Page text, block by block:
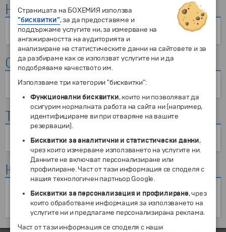
Норвегия
Атлантическият път
Сейшели
Национален морски парк „Света Анна“
Тайланд
Остров Джеймс Бонд
ЮАР
Кампс Бей
Кейп Пойнт
Страницата на БОХЕМИЯ използва
"бисквитки", за да предоставяме и
поддържаме услугите ни, за измерване на
ангажираността на аудиторията и
анализиране на статистическите данни на сайтовете и за
да разбираме как се използват услугите ни и да
подобряваме качеството им.
Използваме три категории "бисквитки":
Функционални бисквитки, които ни позволяват да
осигурим нормалната работа на сайта ни (например,
идентифицираме ви при отваряне на вашите
резервации).
Бисквитки за аналитични и статистически данни,
чрез които измерваме използването на услугите ни.
Данните не включват персонализиране или
профилиране. Част от тази информация се споделя с
нашия технологичен партньор Google.
Бисквитки за персонализация и профилиране, чрез
които обработваме информация за използването на
услугите ни и предлагаме персонализирана реклама.
Част от тази информация се споделя с наши